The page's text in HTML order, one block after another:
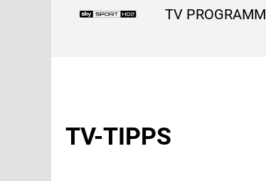
TV PROGRAMM
TV-TIPPS